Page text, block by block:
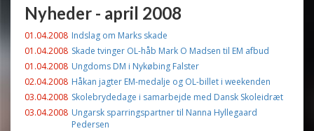
Nyheder - april 2008
01.04.2008 Indslag om Marks skade
01.04.2008 Skade tvinger OL-håb Mark O Madsen til EM afbud
01.04.2008 Ungdoms DM i Nykøbing Falster
02.04.2008 Håkan jagter EM-medalje og OL-billet i weekenden
03.04.2008 Skolebrydedage i samarbejde med Dansk Skoleidræt
03.04.2008 Ungarsk sparringspartner til Nanna Hyllegaard
Pedersen